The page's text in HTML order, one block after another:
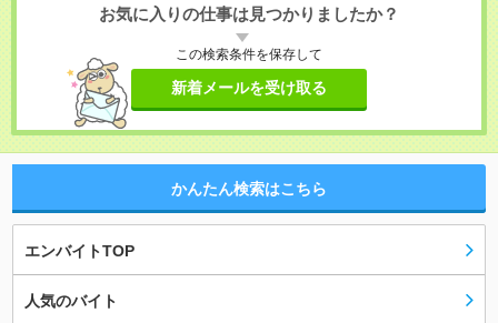
お気に入りの仕事は見つかりましたか？
この検索条件を保存して
新着メールを受け取る
かんたん検索はこちら
エンバイトTOP
人気のバイト